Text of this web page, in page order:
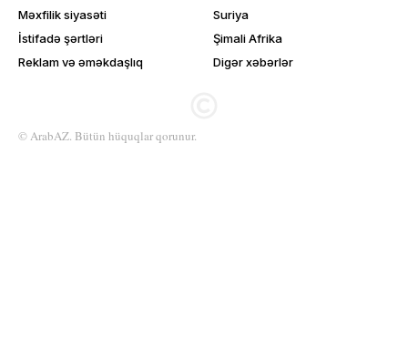
Məxfilik siyasəti
İstifadə şərtləri
Reklam və əməkdaşlıq
Suriya
Şimali Afrika
Digər xəbərlər
© ArabAZ. Bütün hüquqlar qorunur.